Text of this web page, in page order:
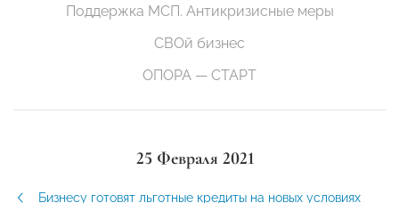
Поддержка МСП. Антикризисные меры
СВОй бизнес
ОПОРА — СТАРТ
25 Февраля 2021
Бизнесу готовят льготные кредиты на новых условиях